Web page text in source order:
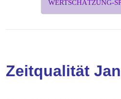
WERTSCHÄTZUNG-
Zeitqualität